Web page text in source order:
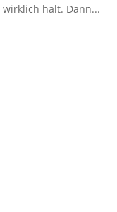
hält. Dann...